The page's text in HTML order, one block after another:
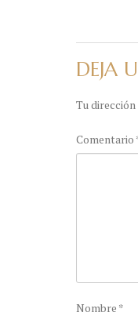
DEJA
Tu
Comentario
Nombre *